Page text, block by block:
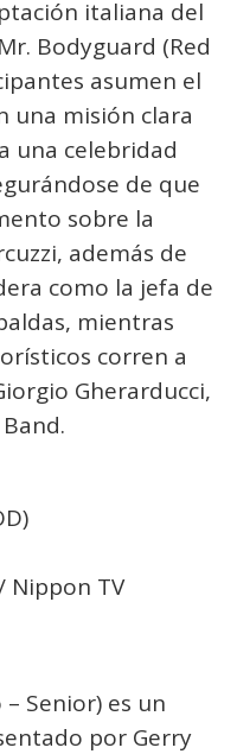
italiana del
Bodyguard (Red
asumen el
una misión clara
una celebridad
de que
sobre la
además de
como la jefa de
mientras
corren a
Gherarducci,
Nippon TV
Senior) es un
por Gerry